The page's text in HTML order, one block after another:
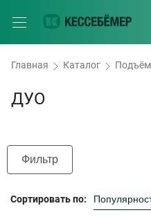
Главная Каталог
ДУО
Фильтр
Сортировать по: